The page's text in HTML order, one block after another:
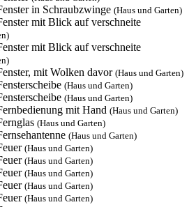
in Schraubzwinge (Haus und Garten)
mit Blick auf verschneite
mit Blick auf verschneite
mit Wolken davor (Haus und Garten)
(Haus und Garten)
(Haus und Garten)
mit Hand (Haus und Garten)
(Haus und Garten)
(Haus und Garten)
(Haus und Garten)
(Haus und Garten)
(Haus und Garten)
(Haus und Garten)
(Haus und Garten)